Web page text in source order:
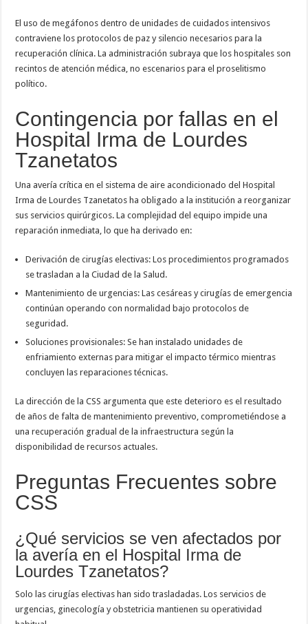
El uso de megáfonos dentro de unidades de cuidados intensivos
contraviene los protocolos de paz y silencio necesarios para la
recuperación clínica. La administración subraya que los hospitales son
recintos de atención médica, no escenarios para el proselitismo
político.
Contingencia por fallas en el
Hospital Irma de Lourdes
Tzanetatos
Una avería crítica en el sistema de aire acondicionado del Hospital
Irma de Lourdes Tzanetatos ha obligado a la institución a reorganizar
sus servicios quirúrgicos. La complejidad del equipo impide una
reparación inmediata, lo que ha derivado en:
Derivación de cirugías electivas: Los procedimientos programados
se trasladan a la Ciudad de la Salud.
Mantenimiento de urgencias: Las cesáreas y cirugías de emergencia
continúan operando con normalidad bajo protocolos de
seguridad.
Soluciones provisionales: Se han instalado unidades de
enfriamiento externas para mitigar el impacto térmico mientras
concluyen las reparaciones técnicas.
La dirección de la CSS argumenta que este deterioro es el resultado
de años de falta de mantenimiento preventivo, comprometiéndose a
una recuperación gradual de la infraestructura según la
disponibilidad de recursos actuales.
Preguntas Frecuentes sobre
CSS
¿Qué servicios se ven afectados por
la avería en el Hospital Irma de
Lourdes Tzanetatos?
Solo las cirugías electivas han sido trasladadas. Los servicios de
urgencias, ginecología y obstetricia mantienen su operatividad